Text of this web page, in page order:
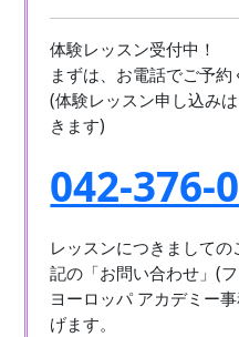
体験レッスン受付中！
まずは、お電話でご予約
(体験レッスン申し込み
きます)
042-376-
レッスンにつきまして
記の「お問い合わせ」(
ヨーロッパ アカデミー
げます。